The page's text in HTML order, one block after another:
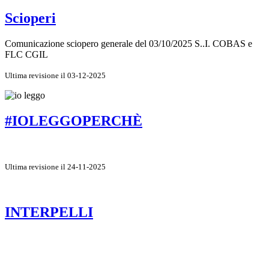
Scioperi
Comunicazione sciopero generale del 03/10/2025 S..I. COBAS e
FLC CGIL
Ultima revisione il 03-12-2025
#IOLEGGOPERCHÈ
Ultima revisione il 24-11-2025
INTERPELLI